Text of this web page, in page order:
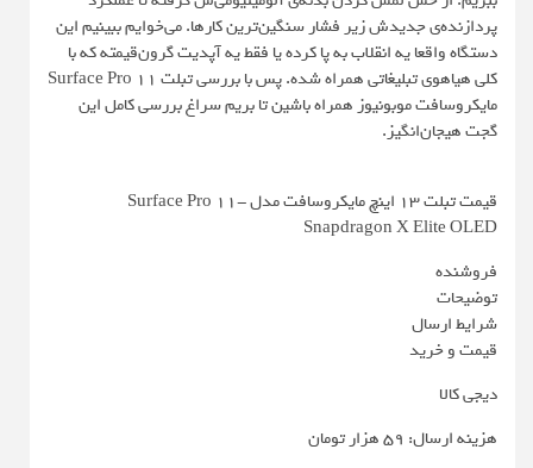
پردازنده‌ی جدیدش زیر فشار سنگین‌ترین کارها. می‌خوایم ببینیم این
دستگاه واقعا یه انقلاب به پا کرده یا فقط یه آپدیت گرون‌قیمته که با
کلی هیاهوی تبلیغاتی همراه شده. پس با بررسی تبلت Surface Pro 11
مایکروسافت موبونیوز همراه باشین تا بریم سراغ بررسی کامل این
گجت هیجان‌انگیز.
قیمت تبلت 13 اینچ مایکروسافت مدل Surface Pro 11-
Snapdragon X Elite OLED
فروشنده
توضیحات
شرایط ارسال
قیمت و خرید
دیجی کالا
هزینه ارسال: 59 هزار تومان